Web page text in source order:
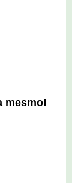
mesmo!